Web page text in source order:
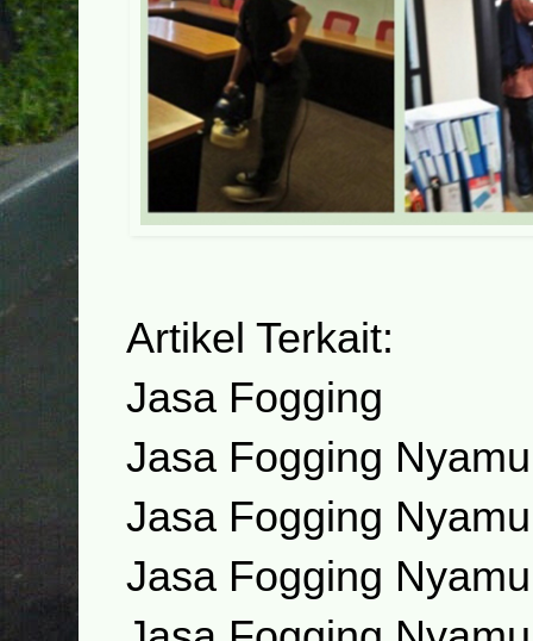
Artikel Terkait:
Jasa Fogging
Jasa Fogging
Jasa Fogging
Jasa Fogging